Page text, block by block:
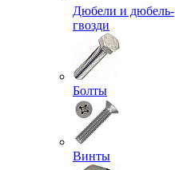
Дюбели и дюбель-
гвозди
Болты
Винты